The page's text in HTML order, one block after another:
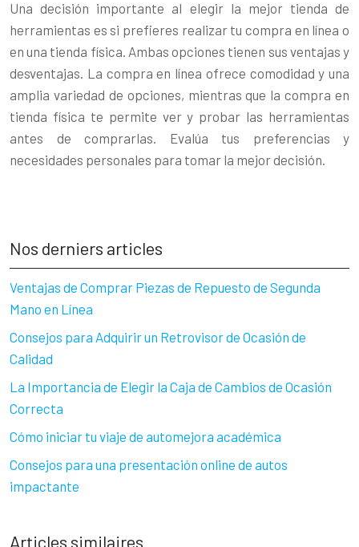
Una decisión importante al elegir la mejor tienda de
herramientas es si prefieres realizar tu compra en línea o
en una tienda física. Ambas opciones tienen sus ventajas y
desventajas. La compra en línea ofrece comodidad y una
amplia variedad de opciones, mientras que la compra en
tienda física te permite ver y probar las herramientas
antes de comprarlas. Evalúa tus preferencias y
necesidades personales para tomar la mejor decisión.
Nos derniers articles
Ventajas de Comprar Piezas de Repuesto de Segunda
Mano en Línea
Consejos para Adquirir un Retrovisor de Ocasión de
Calidad
La Importancia de Elegir la Caja de Cambios de Ocasión
Correcta
Cómo iniciar tu viaje de automejora académica
Consejos para una presentación online de autos
impactante
Articles similaires